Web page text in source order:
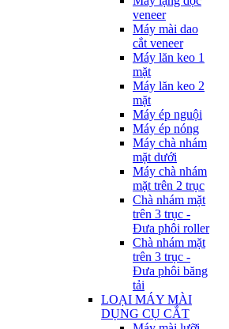
veneer
Máy mài dao
cắt veneer
Máy lăn keo 1
mặt
Máy lăn keo 2
mặt
Máy ép nguội
Máy ép nóng
Máy chà nhám
mặt dưới
Máy chà nhám
mặt trên 2 trục
Chà nhám mặt
trên 3 trục -
Đưa phôi roller
Chà nhám mặt
trên 3 trục -
Đưa phôi băng
tải
LOẠI MÁY MÀI
DỤNG CỤ CẮT